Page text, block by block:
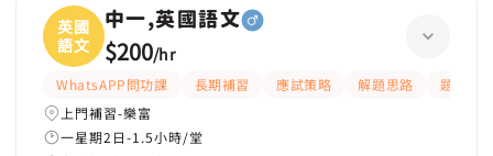
英國
語文
中一,英國語文
$200/hr
WhatsAPP問功課 長期補習 應試策略 解題思路
題目講
上門補習-樂富
一星期2日-1.5小時/堂